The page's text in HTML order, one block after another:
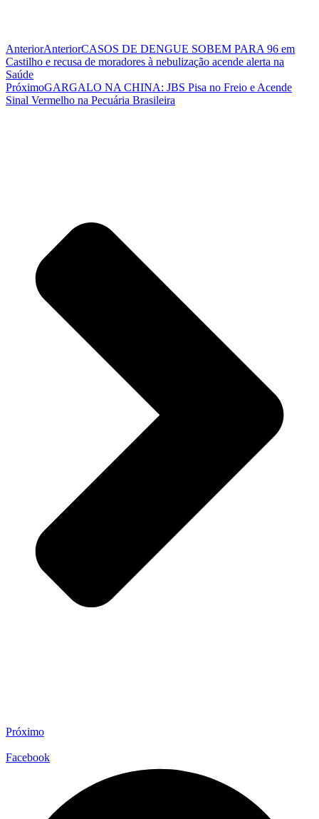
AnteriorAnteriorCASOS DE DENGUE SOBEM PARA 96 em
Castilho e recusa de moradores à nebulização acende alerta na
Saúde
PróximoGARGALO NA CHINA: JBS Pisa no Freio e Acende
Sinal Vermelho na Pecuária Brasileira
Próximo
Facebook